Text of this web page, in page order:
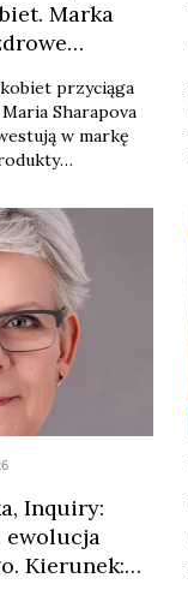
Marka
przyciąga
Sharapova
w markę
Inquiry:
ewolucja
Kierunek: